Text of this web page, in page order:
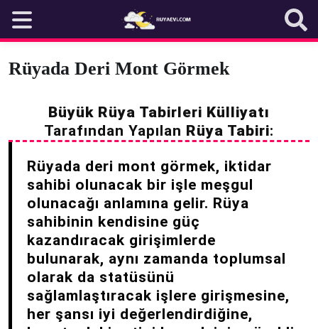
content
Rüyada Deri Mont Görmek
Büyük Rüya Tabirleri Külliyatı
Tarafından Yapılan Rüya Tabiri:
Rüyada deri mont görmek, iktidar
sahibi olunacak bir işle meşgul
olunacağı anlamına gelir. Rüya
sahibinin kendisine güç
kazandıracak girişimlerde
bulunarak, aynı zamanda toplumsal
olarak da statüsünü
sağlamlaştıracak işlere girişmesine,
her şansı iyi değerlendirdiğine,